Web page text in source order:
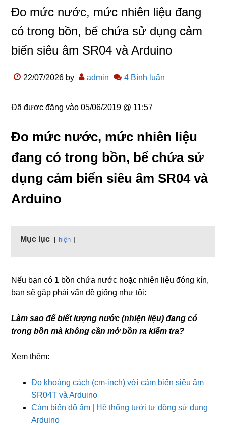
Đo mức nước, mức nhiên liệu đang
có trong bồn, bể chứa sử dụng cảm
biến siêu âm SR04 và Arduino
22/07/2026 by admin 4 Bình luận
Đã được đăng vào05/06/2019 @ 11:57
Đo mức nước, mức nhiên liệu
đang có trong bồn, bể chứa sử
dụng cảm biến siêu âm SR04 và
Arduino
Mục lục hiện
Nếu bạn có 1 bồn chứa nước hoặc nhiên liệu đóng kín,
bạn sẽ gặp phải vấn đề giống như tôi:
Làm sao để biết lượng nước (nhiện liệu) đang có
trong bồn mà không cần mở bồn ra kiểm tra?
Xem thêm:
Đo khoảng cách (cm-inch) với cảm biến siêu âm
SR04T và Arduino
Cảm biến độ ẩm | Hệ thống tưới tự động sử dụng
Arduino